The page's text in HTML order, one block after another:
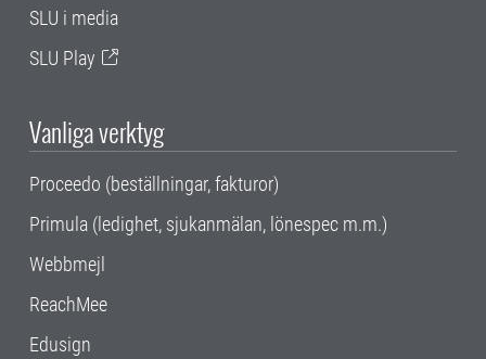
SLU i media
SLU Play
Vanliga verktyg
Proceedo (beställningar, fakturor)
Primula (ledighet, sjukanmälan, lönespec m.m.)
Webbmejl
ReachMee
Edusign